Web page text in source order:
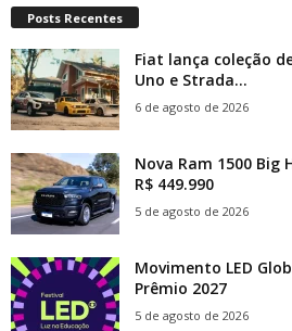
Posts Recentes
Fiat lança coleção
Uno e Strada...
6 de agosto de 2026
Nova Ram 1500 Big
R$ 449.990
5 de agosto de 2026
Movimento LED
Prêmio 2027
5 de agosto de 2026